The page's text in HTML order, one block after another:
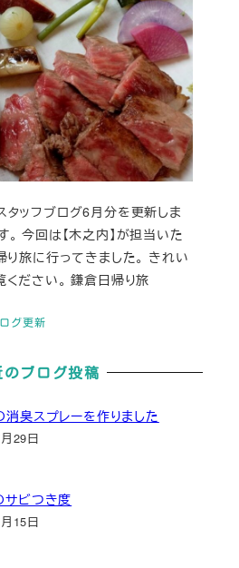
グ更新
ッフブログ6月分を更新しま
今回は【木之内】が担当いた
り旅に行ってきました。 きれい
ください。 鎌倉日帰り旅
のブログ投稿
消臭スプレーを作りました
29日
サビつき度
15日